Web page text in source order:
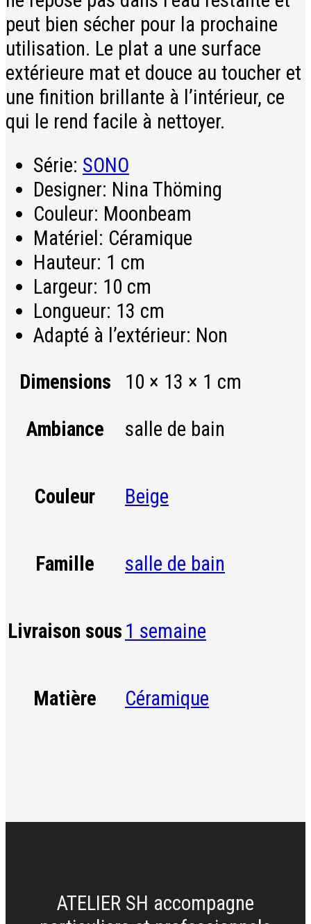
peut bien sécher pour la prochaine
utilisation. Le plat a une surface
extérieure mat et douce au toucher et
une finition brillante à l’intérieur, ce
qui le rend facile à nettoyer.
Série: SONO
Designer: Nina Thöming
Couleur: Moonbeam
Matériel: Céramique
Hauteur: 1 cm
Largeur: 10 cm
Longueur: 13 cm
Adapté à l’extérieur: Non
Dimensions
10 × 13 × 1 cm
Ambiance
salle de bain
Couleur Beige
Famille salle de bain
Livraison sous 1 semaine
Matière Céramique
ATELIER SH accompagne